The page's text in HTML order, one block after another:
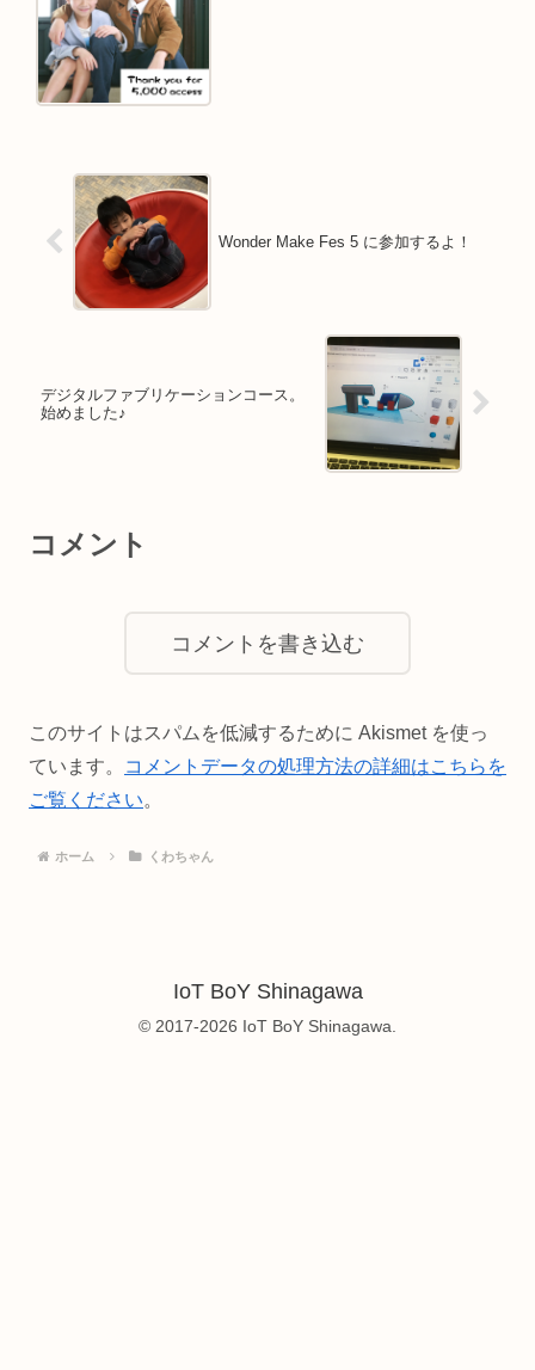
Wonder Make Fes 5 に参加するよ！
デジタルファブリケーションコース。
始めました♪
コメント
コメントを書き込む
このサイトはスパムを低減するために Akismet を使っ
ています。
コメントデータの処理方法の詳細はこちらを
ご覧ください。
ホーム くわちゃん
IoT BoY Shinagawa
© 2017-2026 IoT BoY Shinagawa.